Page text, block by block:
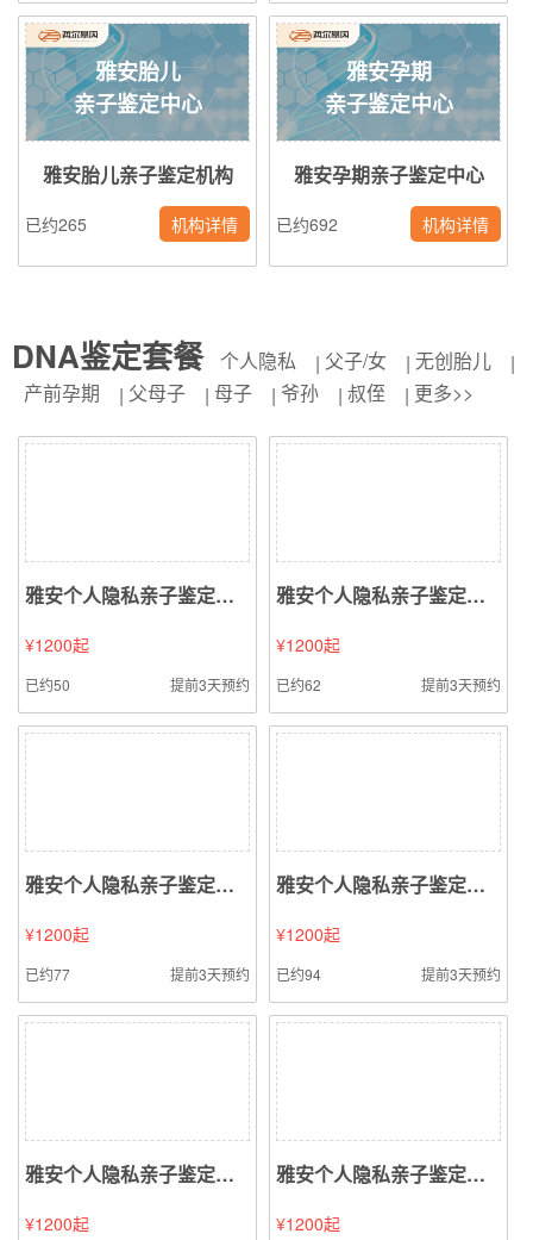
雅安胎儿
亲子鉴定中心
雅安胎儿亲子鉴定机构
已约265 机构详情
雅安孕期
亲子鉴定中心
雅安孕期亲子鉴定中心
已约692 机构详情
DNA鉴定套餐 个人隐私 父子/女
无创胎儿
产前孕期
父母子 母子 爷孙 叔侄 更多>>
雅安个人隐私亲子鉴定（血液血痕样本鉴定）
¥1200起
已约50 提前3天预约
雅安个人隐私亲子鉴定（毛发样本鉴定）
¥1200起
已约62 提前3天预约
雅安个人隐私亲子鉴定（口腔拭子样本鉴定）
¥1200起
已约77 提前3天预约
雅安个人隐私亲子鉴定（精液精斑样本鉴定）
¥1200起
已约94 提前3天预约
雅安个人隐私亲子鉴定（指甲样本鉴定）
¥1200起
雅安个人隐私亲子鉴定（烟头烟蒂样本鉴定）
¥1200起